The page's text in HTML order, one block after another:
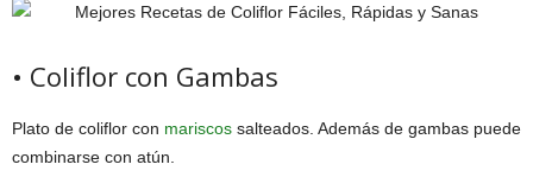
• Coliflor con Gambas
Plato de coliflor con mariscos salteados. Además de gambas puede
combinarse con atún.